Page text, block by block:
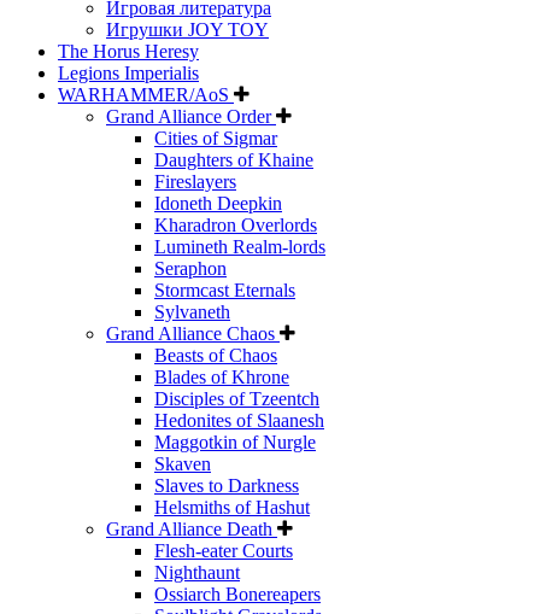
Игровая литература
Игрушки JOY TOY
The Horus Heresy
Legions Imperialis
WARHAMMER/AoS
Grand Alliance Order
Cities of Sigmar
Daughters of Khaine
Fireslayers
Idoneth Deepkin
Kharadron Overlords
Lumineth Realm-lords
Seraphon
Stormcast Eternals
Sylvaneth
Grand Alliance Chaos
Beasts of Chaos
Blades of Khrone
Disciples of Tzeentch
Hedonites of Slaanesh
Maggotkin of Nurgle
Skaven
Slaves to Darkness
Helsmiths of Hashut
Grand Alliance Death
Flesh-eater Courts
Nighthaunt
Ossiarch Bonereapers